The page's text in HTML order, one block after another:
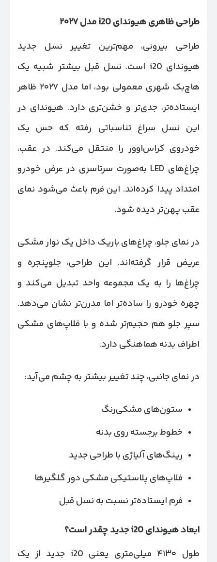
طراحی ظاهری هیوندای مدل۲۰۲۷
طراحی بیرونی، مهم‌ترین تغییر نسل جدید
هیوندای i20 است. نسل قبل بیشتر شبیه یک
هاچ‌بک شهری معمولی بود، اما مدل ۲۰۲۷ ظاهر
ایستاده‌تر، جدی‌تر و خشن‌تری دارد. هیوندای در
این نسل سراغ تناسباتی رفته که حس یک
خودروی کراس‌اوور را منتقل می‌کند. در عقب،
چراغ‌های LED به‌صورت سرتاسری در عرض خودرو
امتداد پیدا کرده‌اند. این فرم باعث می‌شود نمای
عقب پهن‌تر دیده شود.
در نمای جلو، چراغ‌های باریک داخل یک نوار مشکی
عریض قرار گرفته‌اند. این طراحی، جلوپنجره و
چراغ‌ها را به یک مجموعه واحد تبدیل می‌کند و
چهره خودرو را ساده‌تر اما مدرن‌تر نشان می‌دهد.
سپر جلو هم حجیم‌تر شده و با فلاپ‌های مشکی
اطراف بدنه هماهنگی دارد.
در نمای جانبی، چند تغییر بیشتر به چشم می‌آید:
ستون‌های مشکی‌رنگ
خطوط برجسته روی بدنه
رینگ‌های آلیاژی با طراحی جدید
فلاپ‌های پلاستیکی مشکی دور گلگیرها
فرم ایستاده‌تر نسبت به نسل قبل
ابعاد هیوندای
جدید چقدر است؟
طول ۴۱۳۰ میلی‌متری یعنی i20 جدید از یک